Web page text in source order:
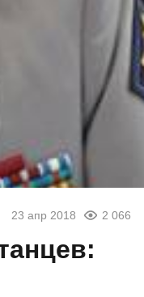
23 апр 2018 2 066